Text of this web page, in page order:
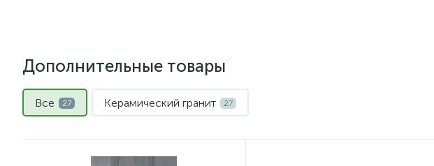
Дополнительные товары
Все 27 Керамический гранит 27